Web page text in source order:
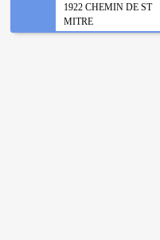
1922 CHEMIN DE ST
MITRE